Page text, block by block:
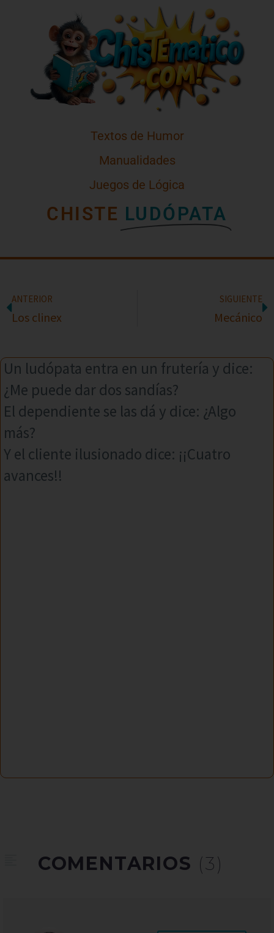
Textos de Humor
Manualidades
Juegos de Lógica
CHISTE LUDÓPATA
ANTERIOR
Los clinex
SIGUIENTE
Mecánico
Un ludópata entra en un frutería y dice:
¿Me puede dar dos sandías?
El dependiente se las dá y dice: ¿Algo
más?
Y el cliente ilusionado dice: ¡¡Cuatro
avances!!
COMENTARIOS (3)